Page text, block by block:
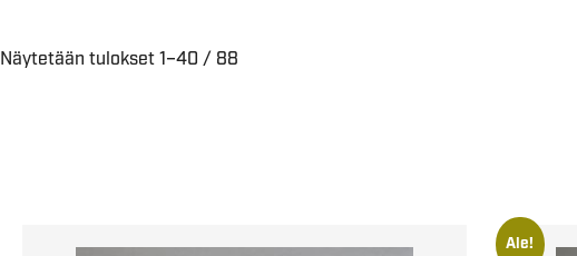
Näytetään tulokset 1–40 / 88
Ale!